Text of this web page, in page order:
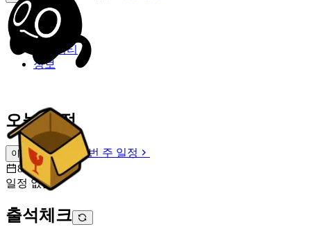
밐타운
피드
커뮤니티
정보
오늘 일정
이번 주 일정
이번 주 일정
8월 8일 [토]
일정 없음
출석체크